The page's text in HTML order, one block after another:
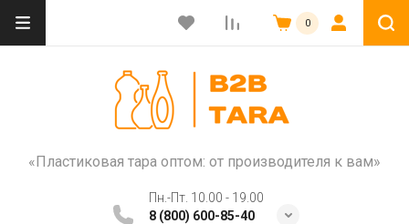
0
«Пластиковая тара оптом: от производителя к вам»
Пн.-Пт. 10.00 - 19.00
8 (800) 600-85-40